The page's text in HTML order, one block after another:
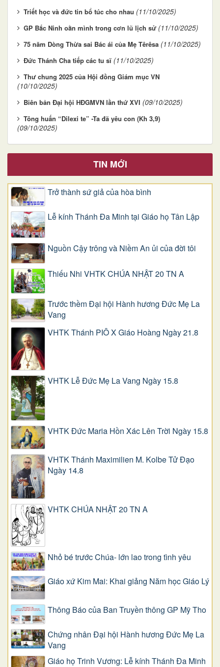
Triết học và đức tin bổ túc cho nhau (11/10/2025)
GP Bắc Ninh oằn mình trong cơn lũ lịch sử (11/10/2025)
75 năm Dòng Thừa sai Bác ái của Mẹ Têrêsa (11/10/2025)
Đức Thánh Cha tiếp các tu sĩ (11/10/2025)
Thư chung 2025 của Hội đồng Giám mục VN
(10/10/2025)
Biên bản Đại hội HĐGMVN lần thứ XVI (09/10/2025)
Tông huấn “Dilexi te” -Ta đã yêu con (Kh 3,9)
(09/10/2025)
TIN MỚI
Trở thành sứ giả của hòa bình
Lễ kính Thánh Đa Minh tại Giáo họ Tân Lập
Nguồn Cậy trông và Niềm An ủi của đời tôi
Thiếu Nhi VHTK CHÚA NHẬT 20 TN A
Trước thềm Đại hội Hành hương Đức Mẹ La
Vang
VHTK Thánh PIÔ X Giáo Hoàng Ngày 21.8
VHTK Lễ Đức Mẹ La Vang Ngày 15.8
VHTK Đức Maria Hồn Xác Lên Trời Ngày 15.8
VHTK Thánh Maximilien M. Kolbe Tử Đạo
Ngày 14.8
VHTK CHÚA NHẬT 20 TN A
Nhỏ bé trước Chúa- lớn lao trong tình yêu
Giáo xứ Kim Mai: Khai giảng Năm học Giáo Lý
Thông Báo của Ban Truyền thông GP Mỹ Tho
Chứng nhân Đại hội Hành hương Đức Mẹ La
Vang
Giáo họ Trinh Vương: Lễ kính Thánh Đa Minh